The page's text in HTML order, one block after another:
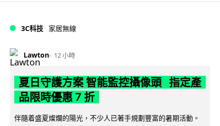
3C科技 家居無線
Lawton 12 小時
夏日守護方案 智能監控攝像頭 指定產
品限時優惠 7 折
伴隨着盛夏燦爛的陽光，不少人已著手規劃豐富的暑期活動。